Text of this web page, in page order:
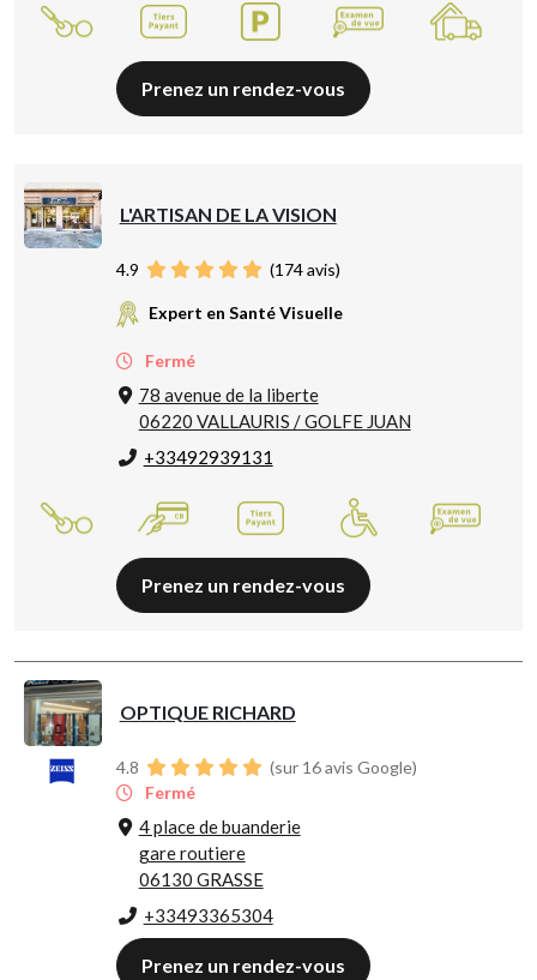
Prenez un rendez-vous
L'ARTISAN DE LA VISION
4.9 (174avis)
Expert en Santé Visuelle
Fermé
78 avenue de la liberte
06220 VALLAURIS / GOLFE JUAN
+33492939131
Prenez un rendez-vous
OPTIQUE RICHARD
4.8
(sur 16 avis Google)
Fermé
4 place de buanderie
gare routiere
06130 GRASSE
+33493365304
Prenez un rendez-vous